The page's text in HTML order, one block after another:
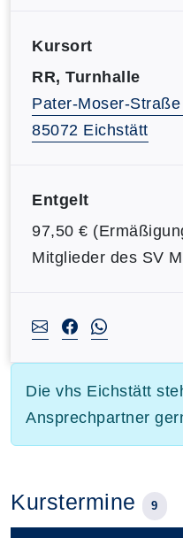
Kursort
RR, Turnhalle
Pater-Moser-
85072 Eichstätt
Entgelt
97,50 €
Mitglieder des SV
Die vhs Eichstätt
Ansprechpartner
Kurstermine 9